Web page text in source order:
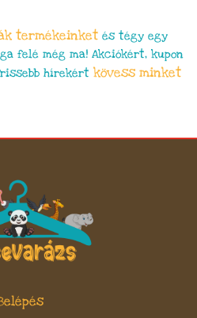
termékeinket és tégy egy
felé még ma! Akciókért, kupon
hírekért kövess minket